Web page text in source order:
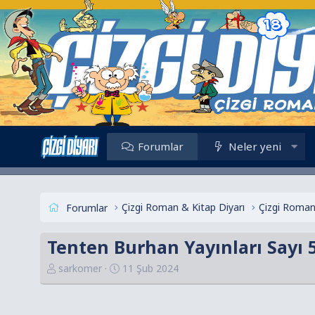
Forumlar Neler yeni
Forumlar Çizgi Roman & Kitap Diyarı Çizgi
Tenten Burhan Yayınları Sayı
K
o
sarkomer
B
a
11 Şub 2024